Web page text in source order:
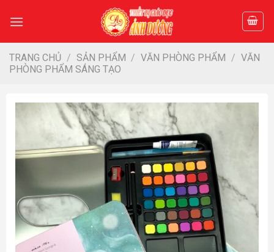
TRANG CHỦ / SẢN PHẨM / VĂN PHÒNG PHẨM / VĂN
PHÒNG PHẨM SÁNG TẠO